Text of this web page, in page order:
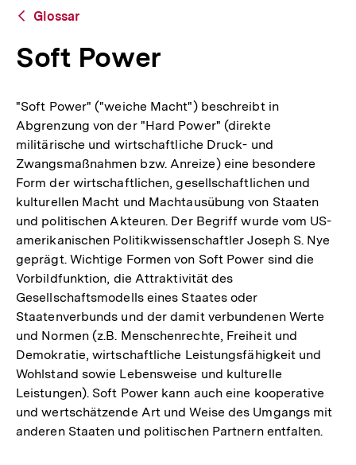
Zurück
Übersicht
Glossar
Soft Power
"Soft Power" ("weiche Macht") beschreibt in
Abgrenzung von der "Hard Power" (direkte
militärische und wirtschaftliche Druck- und
Zwangsmaßnahmen bzw. Anreize) eine besondere
Form der wirtschaftlichen, gesellschaftlichen und
kulturellen Macht und Machtausübung von Staaten
und politischen Akteuren. Der Begriff wurde vom US-
amerikanischen Politikwissenschaftler Joseph S. Nye
geprägt. Wichtige Formen von Soft Power sind die
Vorbildfunktion, die Attraktivität des
Gesellschaftsmodells eines Staates oder
Staatenverbunds und der damit verbundenen Werte
und Normen (z.B. Menschenrechte, Freiheit und
Demokratie, wirtschaftliche Leistungsfähigkeit und
Wohlstand sowie Lebensweise und kulturelle
Leistungen). Soft Power kann auch eine kooperative
und wertschätzende Art und Weise des Umgangs mit
anderen Staaten und politischen Partnern entfalten.